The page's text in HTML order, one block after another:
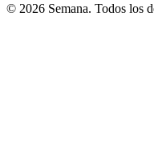
© 2026 Semana. Todos los